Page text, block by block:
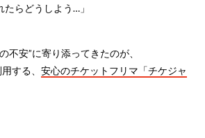
たらどうしよう…」
不安”に寄り添ってきたのが、
する、 安心のチケットフリマ「チケジャ